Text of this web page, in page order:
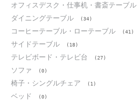
オフィスデスク・仕事机・書斎テーブル
ダイニングテーブル (34)
コーヒーテーブル・ローテーブル (41)
サイドテーブル (18)
テレビボード・テレビ台 (27)
ソファ (0)
椅子・シングルチェア (1)
ベッド (0)